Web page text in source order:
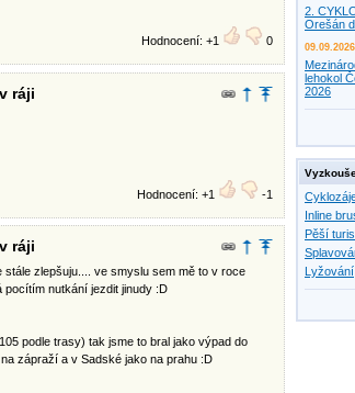
Hodnocení: +1 0
ráji
Hodnocení: +1 -1
ráji
zlepšuju.... ve smyslu sem mě to v roce
pocítím nutkání jezdit jinudy :D
podle trasy) tak jsme to bral jako výpad do
zápraží a v Sadské jako na prahu :D
2.
Orešán
09.09.2026
lehokol
2026
Inline
Pěší
Lyžování